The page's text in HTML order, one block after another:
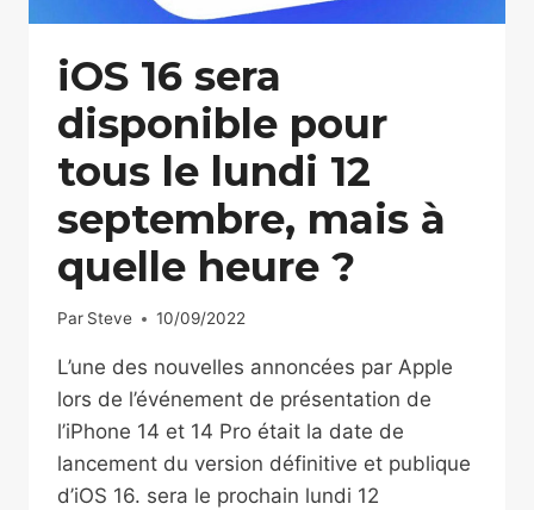
iOS 16 sera
disponible pour
tous le lundi 12
septembre, mais à
quelle heure ?
Par Steve 10/09/2022
L’une des nouvelles annoncées par Apple
lors de l’événement de présentation de
l’iPhone 14 et 14 Pro était la date de
lancement du version définitive et publique
d’iOS 16. sera le prochain lundi 12